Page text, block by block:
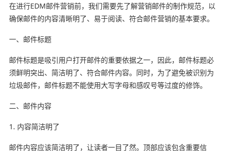
在进行EDM邮件营销前，我们需要先了解营销邮件的制作规范，以
确保邮件的内容清晰明了、易于阅读、符合邮件营销的基本要求。
一、邮件标题
邮件标题是吸引用户打开邮件的重要依据之一，因此，邮件标题必
须鲜明突出、简洁明了、符合邮件内容。同时，为了避免被识别为
垃圾邮件，邮件标题不能使用大写字母和感叹号等过度的修饰。
二、邮件内容
1. 内容简洁明了
邮件内容应该简洁明了，让读者一目了然。顶部应该包含重要信